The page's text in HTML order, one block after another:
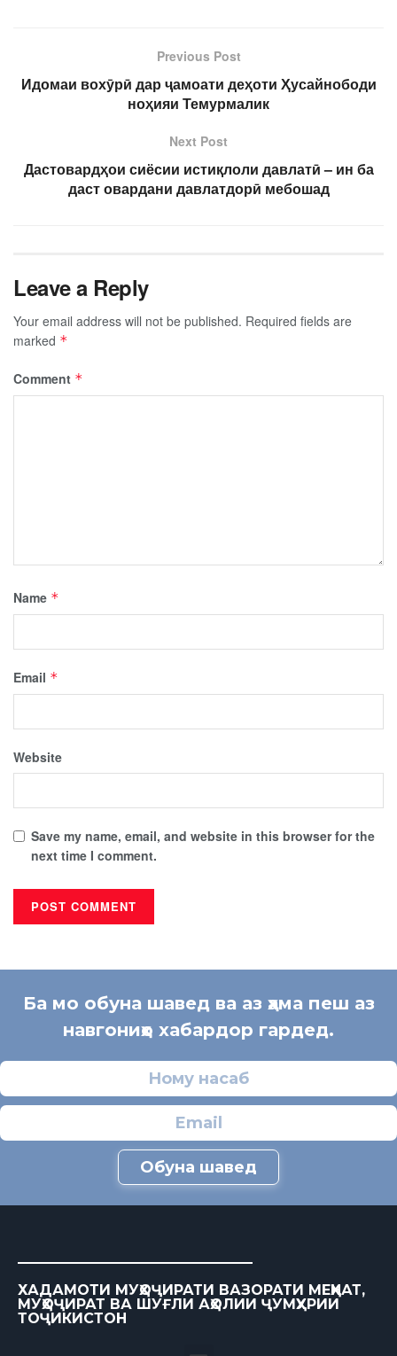
Previous Post
Идомаи вохӯрӣ дар ҷамоати деҳоти Ҳусайнободи
ноҳияи Темурмалик
Next Post
Дастовардҳои сиёсии истиқлоли давлатӣ – ин ба
даст овардани давлатдорӣ мебошад
Leave a Reply
Your email address will not be published. Required fields are
marked *
Comment *
Name *
Email *
Website
Save my name, email, and website in this browser for the
next time I comment.
Ба мо обуна шавед ва аз ҳама пеш аз
навгониҳо хабардор гардед.
Обуна шавед
ХАДАМОТИ МУҲОҶИРАТИ ВАЗОРАТИ МЕҲНАТ,
МУҲОҶИРАТ ВА ШУҒЛИ АҲОЛИИ ҶУМҲУРИИ
ТОҶИКИСТОН